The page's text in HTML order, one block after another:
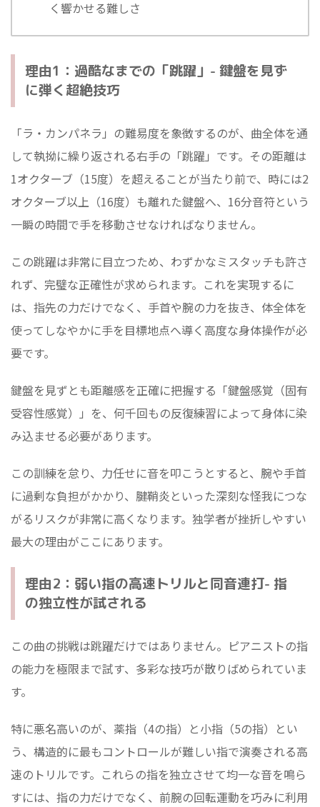
く響かせる難しさ
理由1：過酷なまでの「跳躍」- 鍵盤を見ず
に弾く超絶技巧
「ラ・カンパネラ」の難易度を象徴するのが、曲全体を通
して執拗に繰り返される右手の「跳躍」です。その距離は
1オクターブ（15度）を超えることが当たり前で、時には2
オクターブ以上（16度）も離れた鍵盤へ、16分音符という
一瞬の時間で手を移動させなければなりません。
この跳躍は非常に目立つため、わずかなミスタッチも許さ
れず、完璧な正確性が求められます。これを実現するに
は、指先の力だけでなく、手首や腕の力を抜き、体全体を
使ってしなやかに手を目標地点へ導く高度な身体操作が必
要です。
鍵盤を見ずとも距離感を正確に把握する「鍵盤感覚（固有
受容性感覚）」を、何千回もの反復練習によって身体に染
み込ませる必要があります。
この訓練を怠り、力任せに音を叩こうとすると、腕や手首
に過剰な負担がかかり、腱鞘炎といった深刻な怪我につな
がるリスクが非常に高くなります。独学者が挫折しやすい
最大の理由がここにあります。
理由2：弱い指の高速トリルと同音連打- 指
の独立性が試される
この曲の挑戦は跳躍だけではありません。ピアニストの指
の能力を極限まで試す、多彩な技巧が散りばめられていま
す。
特に悪名高いのが、薬指（4の指）と小指（5の指）とい
う、構造的に最もコントロールが難しい指で演奏される高
速のトリルです。これらの指を独立させて均一な音を鳴ら
すには、指の力だけでなく、前腕の回転運動を巧みに利用